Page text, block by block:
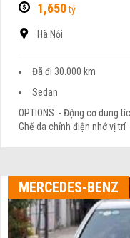
1,650tỷ
Hà Nội
Đã đi 30.000 km
Sedan
OPTIONS: - Động cơ dung
Ghế da chỉnh điện nhớ vị trí -
MERCEDES-BENZ